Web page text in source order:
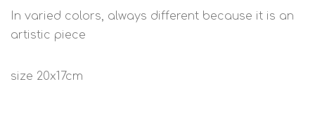
In varied colors, always different because it is an
artistic piece
size 20x17cm